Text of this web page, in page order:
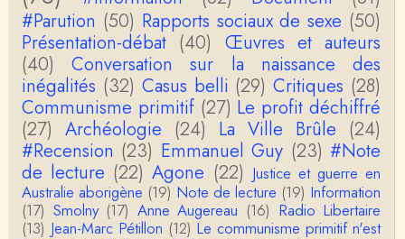
Anonymous
Actuellement c'est quelle édition qui est la plus à jo
ur? La dernière edition française ou celle…
roland chaudat
le sous-titre de l’article de la Lutte de Classes “No
n, l’oppression des femmes n’a pas toujours exi…
roland chaudat
Votre gourmandise sera probablement récompens
ée parce que Snow apporte "de l'eau à votre m
o…
#Parution (50) Rapports sociaux de sexe (50)
Présentation-débat (40) Œuvres et auteurs
(40)
Conversation sur la naissance des
inégalités (32) Casus belli (29) Critiques (28)
Communisme primitif (27) Le profit déchiffré
(27) Archéologie (24) La Ville Brûle (24)
#Recension (23) Emmanuel Guy (23) #Note
de lecture (22) Agone (22) Justice et guerre en
Australie aborigène (19) Note de lecture (19) Information
(17) Smolny (17) Anne Augereau (16) Radio Libertaire
(13) Jean-Marc Pétillon (12) Le communisme primitif n'est